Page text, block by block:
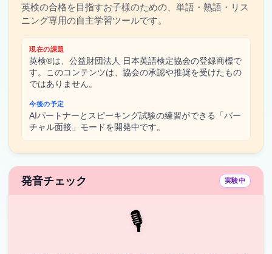
英検の合格を目指すお子様のための、単語・熟語・リス
ニング専用の自主学習ツールです。
現在の課題
英検®は、公益財団法人 日本英語検定協会の登録商標で
す。このコンテンツは、協会の承認や推奨を受けたもの
ではありません。
今後の予定
AIパートナーとスピーキング試験の練習ができる「バー
チャル面接」モードを開発中です。
発音チェック 実験中
🎙️